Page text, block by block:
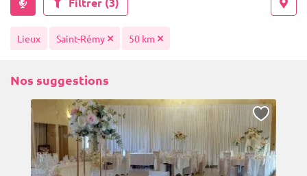
Lieux Saint-Rémy 50 km
Nos suggestions